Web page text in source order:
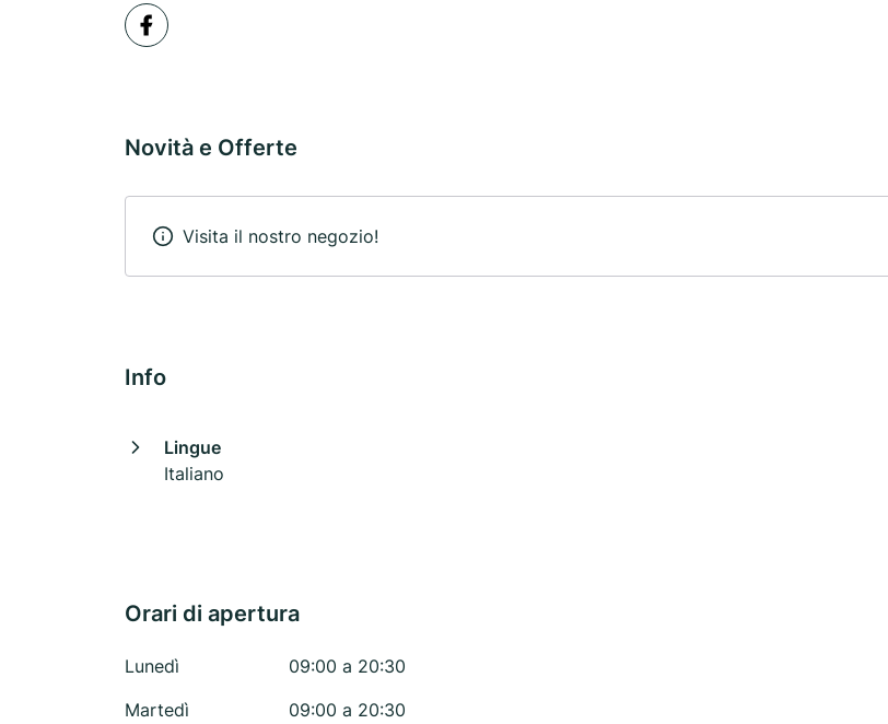
Novità e Offerte
Visita il nostro negozio!
Info
Lingue
Italiano
Orari di apertura
Lunedì
09:00 a 20:30
Martedì
09:00 a 20:30